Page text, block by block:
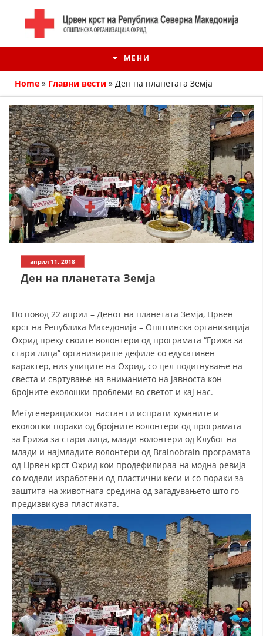
МЕНИ
ИСТОРИЈАТ НА ЦКРМ
ИСТОРИЈАТ НА ДВИЖЕЊЕТО
СТРУКТУРА НА ОРГАНИЗАЦИЈАТА
ЧЛЕНСТВО ВО ПРОФЕСИОНАЛНИ ТЕЛА
ЗАКОН ЗА ЦКРМ
СТАТУТ НА ЦКРМ
ОРГАНИЗАЦИЈА И РАЗВОЈ
РАКОВОДЕН ОДБОР
СТРУКТУРА И ОРГАНИЗАЦИОНА ПОСТАВЕНОСТ
ДИСЕМИНАЦИЈА
MЕЃУНАРОДНО ХУМАНИТАРНО ПРАВО
ПРОМОЦИЈА НА ХУМАНИ ВРЕДНОСТИ
УПОТРЕБА И ЗАШТИТА НА АМБЛЕМОТ
СОЦИЈАЛНО ХУМАНИТАРНА ДЕЈНОСТ
Home » Главни вести » Ден на планетата Земја
април 11, 2018
Ден на планетата Земја
По повод 22 април – Денот на планетата Земја, Црвен
крст на Република Македонија – Општинска организација
Охрид преку своите волонтери од програмата “Грижа за
стари лица” организираше дефиле со едукативен
карактер, низ улиците на Охрид, со цел подигнување на
свеста и свртување на вниманието на јавноста кон
бројните еколошки проблеми во светот и кај нас.
Меѓугенерацискиот настан ги испрати хуманите и
еколошки пораки од бројните волонтери од програмата
за Грижа за стари лица, млади волонтери од Клубот на
млади и најмладите волонтери од Brainobrain програмата
од Црвен крст Охрид кои продефилираа на модна ревија
со модели изработени од пластични кеси и со пораки за
заштита на животната средина од загадувањето што го
предизвикува пластиката.